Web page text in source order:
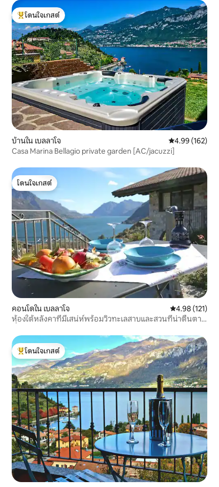
โดนใจเกสต์ที่สุด
โดนใจเกสต์
บ้านใน เบลลาโจ คะแนนเฉลี่ย
4.99 (162)
Casa Marina Bellagio private garden [AC/jacuzzi]
โดนใจเกสต์
โดนใจเกสต์
คอนโดใน เบลลาโจ คะแนนเฉลี่ย
4.98 (121)
ห้องใต้หลังคาที่มีเสน่ห์พร้อมวิวทะเลสาบและสวนที่น่าตื่นตา
โดนใจเกสต์ที่สุด
โดนใจเกสต์